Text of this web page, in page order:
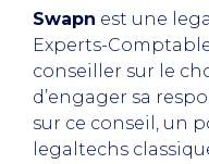
Swapn est une
Experts-
conseiller sur le
d’engager sa
sur ce conseil, un
legaltechs